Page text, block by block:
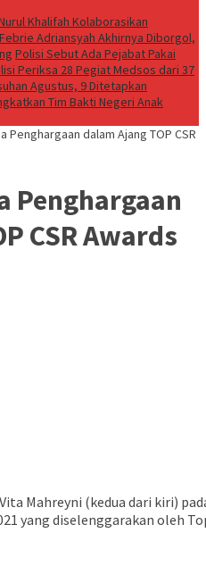
Khalifah Kolaborasikan
Febrie Adriansyah Akhirnya Diborgol,
Polisi Sebut Ada Pejabat Pakai
Periksa 28 Pegiat Medsos dari 37
Agustus, 9 Ditetapkan
Tim Bakti Negeri Anak
Penghargaan dalam Ajang TOP CSR
Penghargaan
CSR Awards
Mahreyni (kedua dari kiri)
yang diselenggarakan oleh